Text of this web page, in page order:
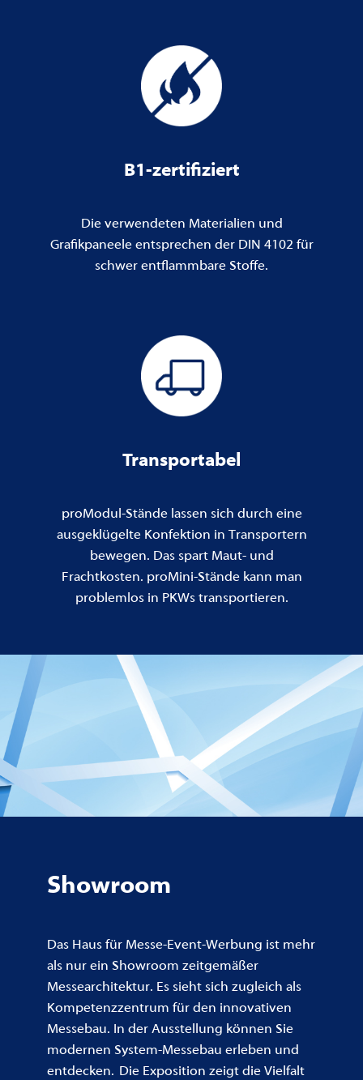
B1-zertifiziert
Die verwendeten Materialien und
Grafikpaneele entsprechen der DIN 4102 für
schwer entflammbare Stoffe.
Transportabel
proModul-Stände lassen sich durch eine
ausgeklügelte Konfektion in Transportern
bewegen. Das spart Maut- und
Frachtkosten. proMini-Stände kann man
problemlos in PKWs transportieren.
Showroom
Das Haus für Messe-Event-Werbung ist mehr
als nur ein Showroom zeitgemäßer
Messearchitektur. Es sieht sich zugleich als
Kompetenzzentrum für den innovativen
Messebau. In der Ausstellung können Sie
modernen System-Messebau erleben und
entdecken. Die Exposition zeigt die Vielfalt